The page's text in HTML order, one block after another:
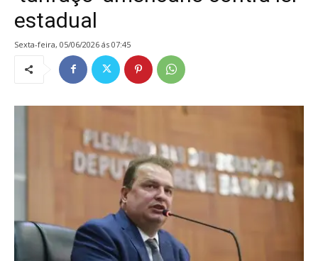
estadual
sexta-feira, 05/06/2026 ás 07:45